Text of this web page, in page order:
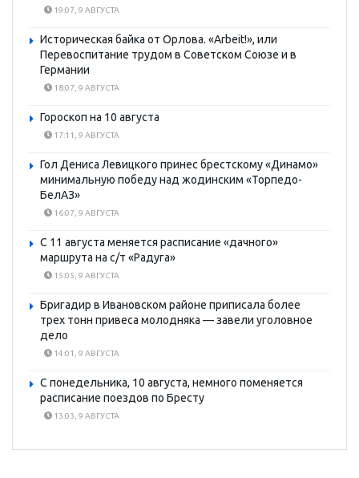
19:07, 9 АВГУСТА
Историческая байка от Орлова. «Arbeit!», или
Перевоспитание трудом в Советском Союзе и в
Германии
18:07, 9 АВГУСТА
Гороскоп на 10 августа
17:11, 9 АВГУСТА
Гол Дениса Левицкого принес брестскому «Динамо»
минимальную победу над жодинским «Торпедо-
БелАЗ»
16:07, 9 АВГУСТА
С 11 августа меняется расписание «дачного»
маршрута на с/т «Радуга»
15:05, 9 АВГУСТА
Бригадир в Ивановском районе приписала более
трех тонн привеса молодняка — завели уголовное
дело
14:01, 9 АВГУСТА
С понедельника, 10 августа, немного поменяется
расписание поездов по Бресту
13:03, 9 АВГУСТА